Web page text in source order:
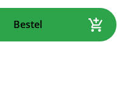
Bestel